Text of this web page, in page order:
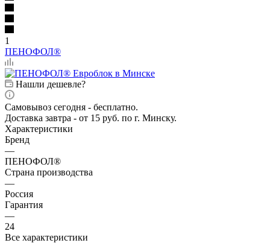
1
ПЕНОФОЛ®
Нашли дешевле?
Самовывоз сегодня - бесплатно.
Доставка завтра - от 15 руб. по г. Минску.
Характеристики
Бренд
—
ПЕНОФОЛ®
Страна производства
—
Россия
Гарантия
—
24
Все характеристики